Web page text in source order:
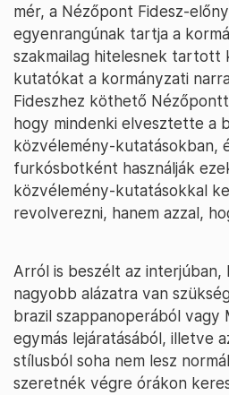
mér, a Nézőpont Fidesz-
egyenrangúnak tartja a
szakmailag hitelesnek tartott
kutatókat a kormányzati
Fideszhez köthető
hogy mindenki elvesztette a
közvélemény-kutatásokban,
furkósbotként használják
közvélemény-kutatásokkal
revolverezni, hanem azzal,
Arról is beszélt az interjúban,
nagyobb alázatra van
brazil szappanoperából vagy
egymás lejáratásából, illetve
stílusból soha nem lesz
szeretnék végre órákon